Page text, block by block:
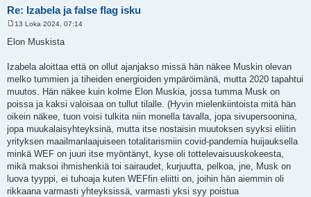
Re: Izabela ja false flag isku
e
i
13 Loka 2024, 07:14
Elon Muskista
Izabela aloittaa että on ollut ajanjakso missä hän näkee Muskin olevan
melko tummien ja tiheiden energioiden ympäröimänä, mutta 2020 tapahtui
muutos. Hän näkee kuin kolme Elon Muskia, jossa tumma Musk on
poissa ja kaksi valoisaa on tullut tilalle. (Hyvin mielenkiintoista mitä hän
oikein näkee, tuon voisi tulkita niin monella tavalla, jopa sivupersoonina,
jopa muukalaisyhteyksinä, mutta itse nostaisin muutoksen syyksi eliitin
yrityksen maailmanlaajuiseen totalitarismiin covid-pandemia huijauksella
minkä WEF on juuri itse myöntänyt, kyse oli tottelevaisuuskokeesta,
mikä maksoi ihmishenkiä toi sairaudet, kurjuutta, pelkoa, jne, Musk on
luova tyyppi, ei tuhoaja kuten WEFfin eliitti on, joihin hän aiemmin oli
rikkaana varmasti yhteyksissä, varmasti yksi syy poistua